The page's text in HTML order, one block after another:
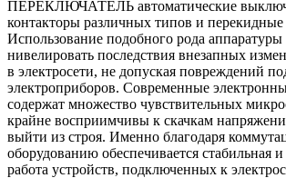
ПЕРЕКЛЮЧАТЕЛЬ автоматические
контакторы различных типов и
Использование подобного рода аппаратуры
нивелировать последствия внезапных
в электросети, не допуская повреждений
электроприборов. Современные
содержат множество чувствительных
крайне восприимчивы к скачкам
выйти из строя. Именно благодаря
оборудованию обеспечивается стабильная
работа устройств, подключенных к